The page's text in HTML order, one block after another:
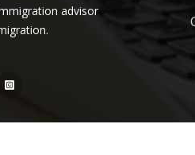
advisor